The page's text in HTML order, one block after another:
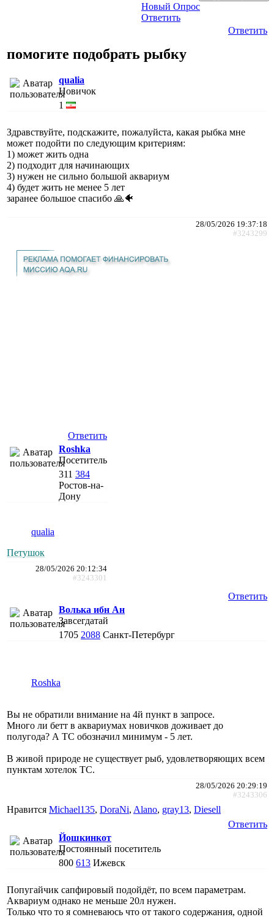
Новый Опрос
Ответить
Ответить
помогите подобрать рыбку
qualia
Новичок
1
Здравствуйте, подскажите, пожалуйста, какая рыбка мне
может подойти по следующим критериям:
1) может жить одна
2) подходит для начинающих
3) нужен не сильно большой аквариум
4) будет жить не менее 5 лет
заранее большое спасибо 🙏🐠
28/05/2026 19:37:18
#3243299
Ответить
Roshka
Посетитель
311 384
Ростов-на-
Дону
qualia
Петушок
28/05/2026 20:12:34
#3243301
Ответить
Волька ибн Ан
Завсегдатай
1705 2088 Санкт-Петербург
Roshka
Вы не обратили внимание на 4й пункт в запросе.
Много ли бетт в аквариумах новичков доживает до
полугода? А ТС обозначил минимум - 5 лет.
В живой природе не существует рыб, удовлетворяющих всем
пунктам хотелок ТС.
28/05/2026 20:29:19
#3243306
Нравится Michael135, DoraNi, Alano, gray13, Diesell
Ответить
Йошкинкот
Постоянный посетитель
800 613 Ижевск
Попугайчик сапфировый подойдёт, по всем параметрам.
Аквариум однако не меньше 20л нужен.
Только что то я сомневаюсь что от такого содержания, одной